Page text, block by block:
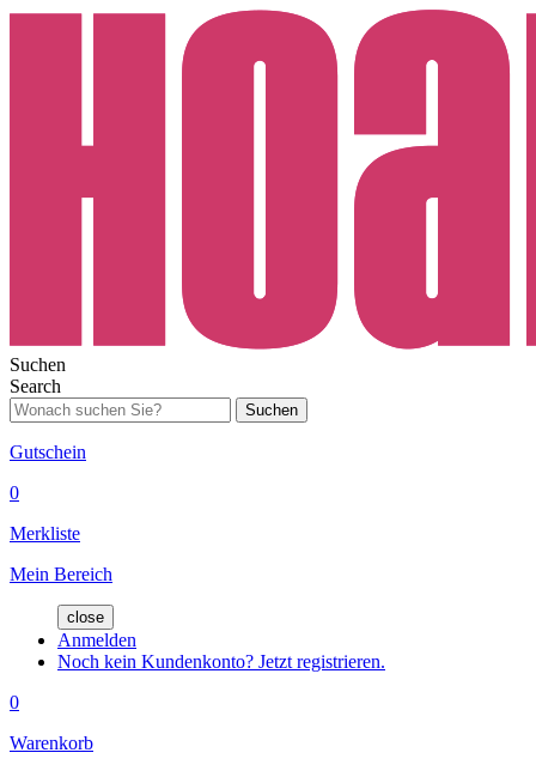
Suchen
Search
Suchen
Gutschein
0
Merkliste
Mein Bereich
close
Anmelden
Noch kein Kundenkonto? Jetzt registrieren.
0
Warenkorb